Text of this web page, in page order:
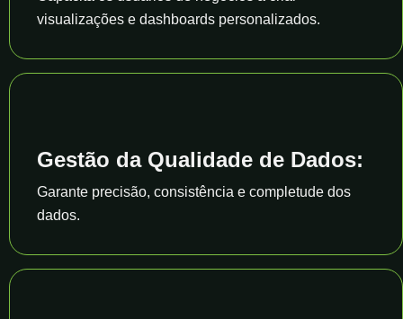
visualizações e dashboards personalizados.
Gestão da Qualidade de Dados:
Garante precisão, consistência e completude dos
dados.